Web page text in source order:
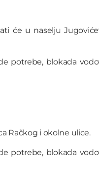
će u naselju
potrebe, blokada
Račkog i okolne ulice.
potrebe, blokada